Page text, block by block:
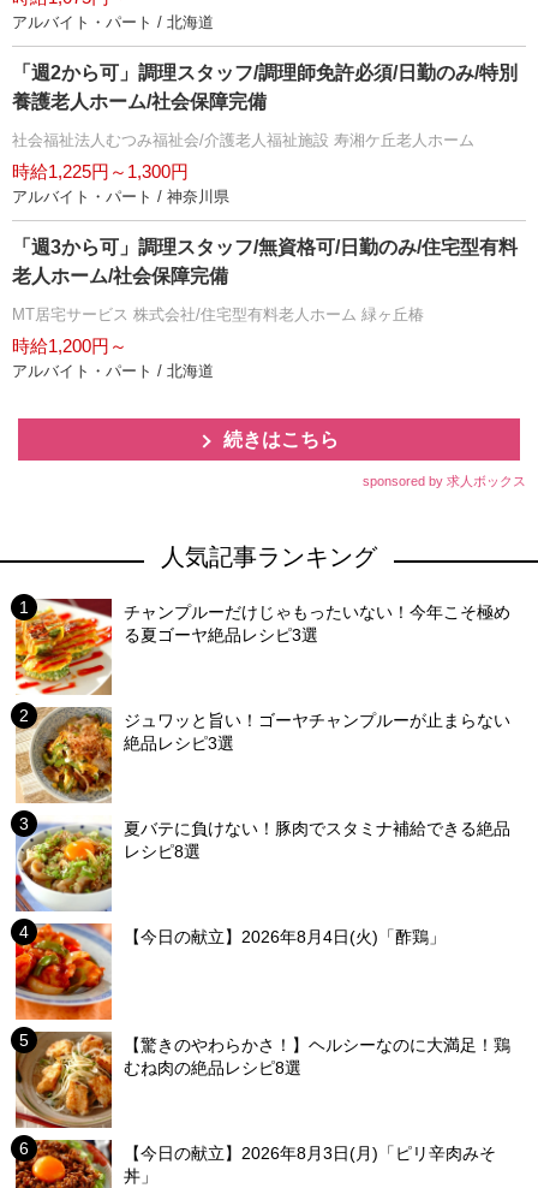
アルバイト・パート / 北海道
「週2から可」調理スタッフ/調理師免許必須/日勤のみ/特別
養護老人ホーム/社会保障完備
社会福祉法人むつみ福祉会/介護老人福祉施設 寿湘ケ丘老人ホーム
時給1,225円～1,300円
アルバイト・パート / 神奈川県
「週3から可」調理スタッフ/無資格可/日勤のみ/住宅型有料
老人ホーム/社会保障完備
MT居宅サービス 株式会社/住宅型有料老人ホーム 緑ヶ丘椿
時給1,200円～
アルバイト・パート / 北海道
続きはこちら
sponsored by 求人ボックス
人気記事ランキング
チャンプルーだけじゃもったいない！今年こそ極め
る夏ゴーヤ絶品レシピ3選
ジュワッと旨い！ゴーヤチャンプルーが止まらない
絶品レシピ3選
夏バテに負けない！豚肉でスタミナ補給できる絶品
レシピ8選
【今日の献立】2026年8月4日(火)「酢鶏」
【驚きのやわらかさ！】ヘルシーなのに大満足！鶏
むね肉の絶品レシピ8選
【今日の献立】2026年8月3日(月)「ピリ辛肉みそ
丼」